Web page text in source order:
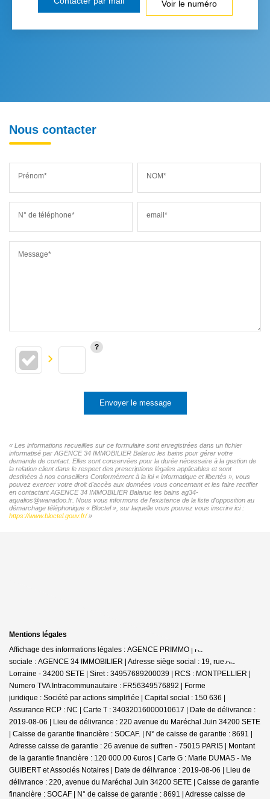
Voir le numéro
Nous contacter
Prénom* NOM*
N° de téléphone* email*
Message*
Envoyer le message
« Les informations recueillies sur ce formulaire sont enregistrées dans un fichier
informatisé par AGENCE 34 IMMOBILIER Balaruc les bains pour gérer votre
demande de contact. Elles sont conservées pour la durée nécessaire à la gestion de
la relation client dans le respect des prescriptions légales applicables et sont
destinées à nos conseillers Conformément à la loi « informatique et libertés », vous
pouvez exercer votre droit d'accès aux données vous concernant et les faire rectifier
en contactant AGENCE 34 IMMOBILIER Balaruc les bains ag34-
aqualios@wanadoo.fr. Nous vous informons de l'existence de la liste d'opposition au
démarchage téléphonique « Bloctel », sur laquelle vous pouvez vous inscrire ici :
https://www.bloctel.gouv.fr/»
Mentions légales
Affichage des informations légales : AGENCE PRIMMO | Raison
sociale : AGENCE 34 IMMOBILIER | Adresse siège social : 19, rue Alsace
Lorraine - 34200 SETE | Siret : 34957689200039 | RCS : MONTPELLIER |
Numero TVA Intracommunautaire : FR56349576892 | Forme
juridique : Société par actions simplifiée | Capital social : 150 636 |
Assurance RCP : NC | Carte T : 34032016000010617 | Date de délivrance :
2019-08-06 | Lieu de délivrance : 220 avenue du Maréchal Juin 34200 SETE
| Caisse de garantie financière : SOCAF. | N° de caisse de garantie : 8691 |
Adresse caisse de garantie : 26 avenue de suffren - 75015 PARIS | Montant
de la garantie financière : 120 000.00 €uros | Carte G : Marie DUMAS - Me
GUIBERT et Associés Notaires | Date de délivrance : 2019-08-06 | Lieu de
délivrance : 220, avenue du Maréchal Juin 34200 SETE | Caisse de garantie
financière : SOCAF | N° de caisse de garantie : 8691 | Adresse caisse de